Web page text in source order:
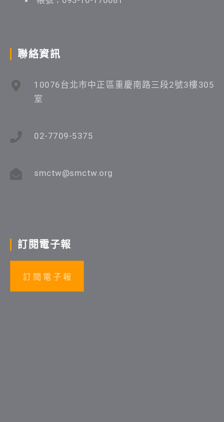
聯絡資訊
10076台北市中正區重慶南路三段2號3樓305
室
02-7709-5375
smctw@smctw.org
訂閱電子報
訂 閱 電 子 報